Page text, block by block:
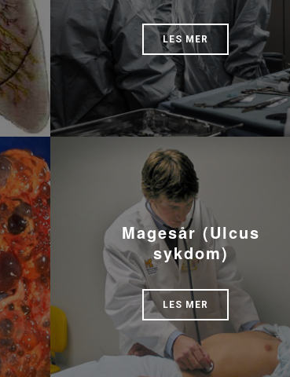
LES MER
Magesår (Ulcus
sykdom)
LES MER